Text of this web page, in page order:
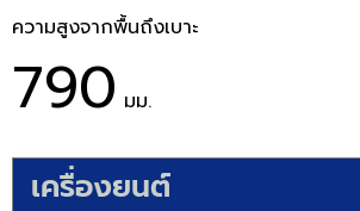
ความสูงจากพื้นถึงเบาะ
790 มม.
เครื่องยนต์